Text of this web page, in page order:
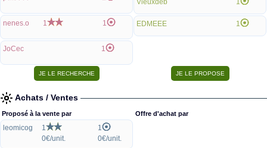
nenes.o 1 1
JoCec 1
Vieuxdeb 1
EDMEEE 1
Achats / Ventes
Proposé à la vente par
leomicog
1
0€/unit.
1
0€/unit.
Offre d'achat par